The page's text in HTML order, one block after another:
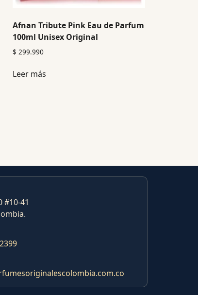
Afnan Tribute Pink Eau de Parfum
100ml Unisex Original
$ 299.990
Leer más
#10-41